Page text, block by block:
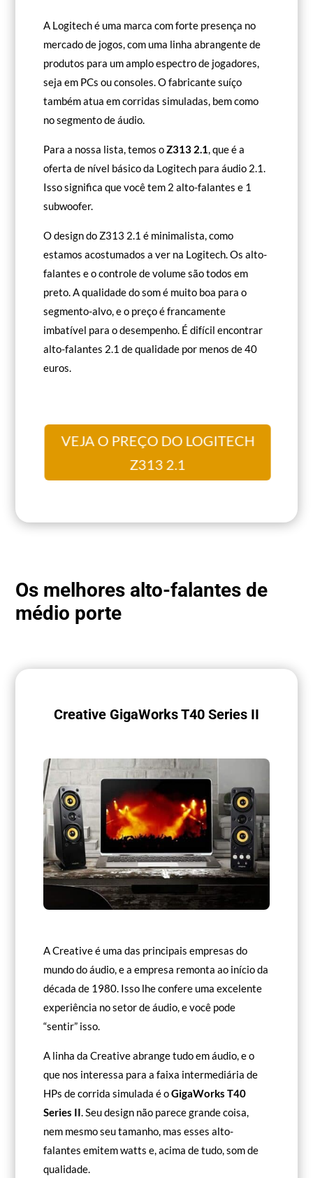
A Logitech é uma marca com forte presença no
mercado de jogos, com uma linha abrangente de
produtos para um amplo espectro de jogadores,
seja em PCs ou consoles. O fabricante suíço
também atua em corridas simuladas, bem como
no segmento de áudio.
Para a nossa lista, temos oZ313 2.1, que é a
oferta de nível básico da Logitech para áudio 2.1.
Isso significa que você tem 2 alto-falantes e 1
subwoofer.
O design do Z313 2.1 é minimalista, como
estamos acostumados a ver na Logitech. Os alto-
falantes e o controle de volume são todos em
preto. A qualidade do som é muito boa para o
segmento-alvo, e o preço é francamente
imbatível para o desempenho. É difícil encontrar
alto-falantes 2.1 de qualidade por menos de 40
euros.
VEJA O PREÇO DO LOGITECH
Z313 2.1
Os melhores alto-falantes de
médio porte
Creative GigaWorks T40 Series II
A Creative é uma das principais empresas do
mundo do áudio, e a empresa remonta ao início da
década de 1980. Isso lhe confere uma excelente
experiência no setor de áudio, e você pode
“sentir” isso.
A linha da Creative abrange tudo em áudio, e o
que nos interessa para a faixa intermediária de
HPs de corrida simulada é oGigaWorks T40
Series II. Seu design não parece grande coisa,
nem mesmo seu tamanho, mas esses alto-
falantes emitem watts e, acima de tudo, som de
qualidade.